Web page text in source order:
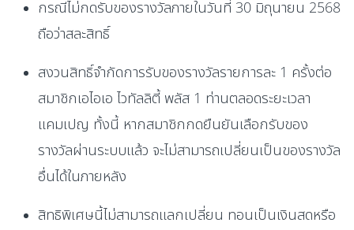
กรณีไม่กดรับของรางวัลภายในวันที่ 30 มิถุนายน 2568
ถือว่าสละสิทธิ์
สงวนสิทธิ์จำกัดการรับของรางวัลรายการละ 1 ครั้งต่อ
สมาชิกเอไอเอ ไวทัลลิตี้ พลัส 1 ท่านตลอดระยะเวลา
แคมเปญ ทั้งนี้ หากสมาชิกกดยืนยันเลือกรับของ
รางวัลผ่านระบบแล้ว จะไม่สามารถเปลี่ยนเป็นของรางวัล
อื่นได้ในภายหลัง
สิทธิพิเศษนี้ไม่สามารถแลกเปลี่ยน ทอนเป็นเงินสดหรือ